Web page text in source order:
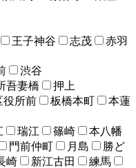
王子神谷 志茂
赤羽
渋谷
吾妻橋
押上
役所前 板橋本町
本蓮
瑞江 篠崎
本八幡
門前仲町 月島
勝ど
崎 新江古田
練馬